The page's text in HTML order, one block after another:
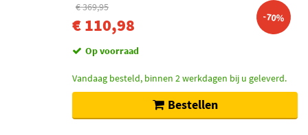
€ 369,95
€ 110,98 -70%
Op voorraad
Vandaag besteld, binnen 2 werkdagen bij u geleverd.
Bestellen